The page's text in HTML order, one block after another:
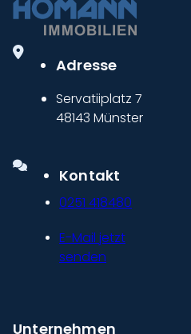
Adresse
Servatiiplatz 7
48143 Münster
Kontakt
0251 418480
E-Mail jetzt
senden
Unternehmen